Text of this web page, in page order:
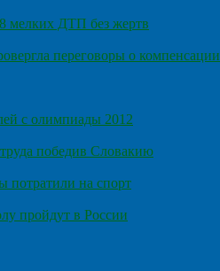
мелких ДТП без жертв
переговоры о компенсации
с олимпиады 2012
победив Словакию
потратили на спорт
пройдут в России